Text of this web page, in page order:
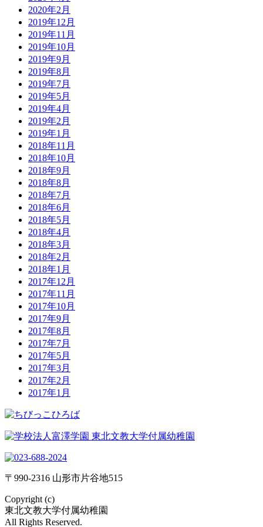
2020年2月
2019年12月
2019年11月
2019年10月
2019年9月
2019年8月
2019年7月
2019年5月
2019年4月
2019年2月
2019年1月
2018年11月
2018年10月
2018年9月
2018年8月
2018年7月
2018年6月
2018年5月
2018年4月
2018年3月
2018年2月
2018年1月
2017年12月
2017年11月
2017年10月
2017年9月
2017年8月
2017年7月
2017年5月
2017年3月
2017年2月
2017年1月
〒990-2316 山形市片谷地515
Copyright (c)
東北文教大学付属幼稚園
All Rights Reserved.